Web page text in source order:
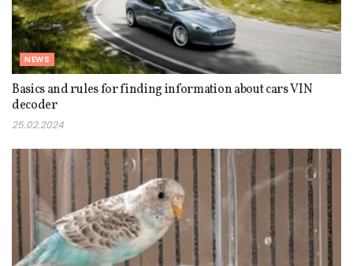
NEWS
Basics and rules for finding information about cars VIN
decoder
25.02.2024